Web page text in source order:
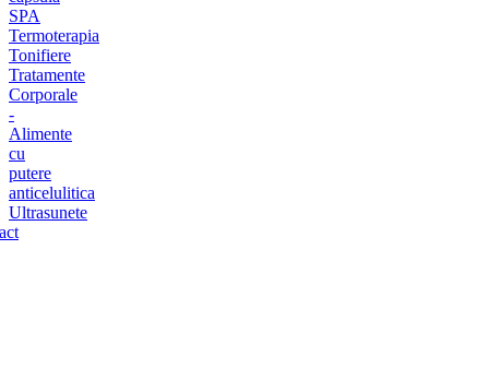
SPA
Termoterapia
Tonifiere
Tratamente
Corporale
-
Alimente
cu
putere
anticelulitica
Ultrasunete